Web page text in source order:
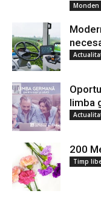
Monden
limba
200
Timp